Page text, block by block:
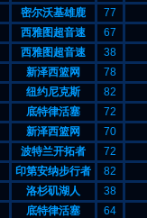
密尔沃基雄鹿
77
西雅图超音速
67
西雅图超音速
38
新泽西篮网
78
纽约尼克斯
82
底特律活塞
72
新泽西篮网
70
波特兰开拓者
72
印第安纳步行者
82
洛杉矶湖人
38
底特律活塞
64